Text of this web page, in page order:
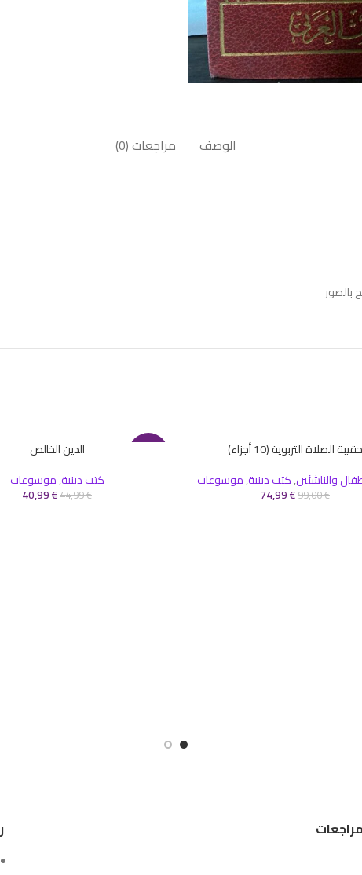
الوصف مراجعات (0)
بالصور
السلة
حقيبة الصلاة التربوية (10 أجزاء)
والناشئين,كتب دينية,موسوعات
99,00€
74,99€
الدين الخالص
كتب دينية,موسوعات
44,99€
40,99€